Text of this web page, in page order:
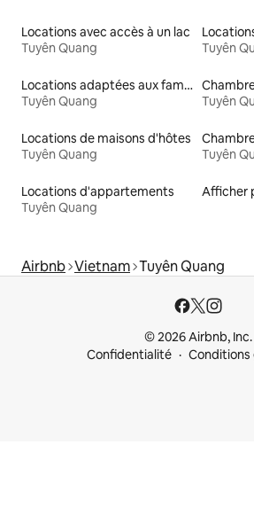
Locations avec accès à un lac
Tuyên Quang
Tuyên
Locations adaptées aux familles
Tuyên Quang
Tuyên
Locations de maisons d'hôtes
Tuyên Quang
Tuyên
Locations d'appartements
Tuyên Quang
Afficher
Airbnb Vietnam Tuyên Quang
© 2026 Airbnb, Inc.
Confidentialité
Conditions